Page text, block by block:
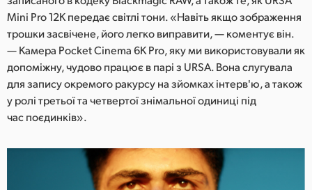
Mini Pro 12K передає світлі тони. «Навіть якщо зображення
трошки засвічене, його легко виправити, — коментує він.
— Камера Pocket Cinema 6K Pro, яку ми використовували як
допоміжну, чудово працює в парі з URSA. Вона слугувала
для запису окремого ракурсу на зйомках інтерв'ю, а також
у ролі третьої та четвертої знімальної одиниці під
час поєдинків».